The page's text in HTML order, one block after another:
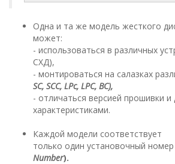
Одна и та же модель жесткого
может:
- использоваться в различных
СХД),
- монтироваться на салазках
SC, SCC, LPc, LPC, BC),
- отличаться версией прошивки и
характеристиками.
Каждой модели соответствует
только один установочный номер
Number).